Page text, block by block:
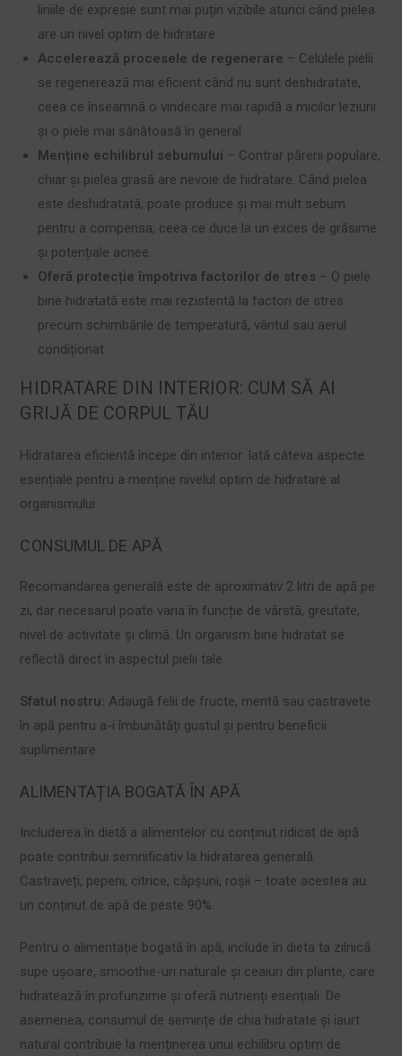
liniile de expresie sunt mai puțin vizibile atunci când pielea
are un nivel optim de hidratare.
Accelerează procesele de regenerare – Celulele pielii
se regenerează mai eficient când nu sunt deshidratate,
ceea ce înseamnă o vindecare mai rapidă a micilor leziuni
și o piele mai sănătoasă în general.
Menține echilibrul sebumului – Contrar părerii populare,
chiar și pielea grasă are nevoie de hidratare. Când pielea
este deshidratată, poate produce și mai mult sebum
pentru a compensa, ceea ce duce la un exces de grăsime
și potențiale acnee.
Oferă protecție împotriva factorilor de stres – O piele
bine hidratată este mai rezistentă la factori de stres
precum schimbările de temperatură, vântul sau aerul
condiționat.
HIDRATARE DIN INTERIOR: CUM SĂ AI
GRIJĂ DE CORPUL TĂU
Hidratarea eficientă începe din interior. Iată câteva aspecte
esențiale pentru a menține nivelul optim de hidratare al
organismului:
CONSUMUL DE APĂ
Recomandarea generală este de aproximativ 2 litri de apă pe
zi, dar necesarul poate varia în funcție de vârstă, greutate,
nivel de activitate și climă. Un organism bine hidratat se
reflectă direct în aspectul pielii tale.
Sfatul nostru: Adaugă felii de fructe, mentă sau castravete
în apă pentru a-i îmbunătăți gustul și pentru beneficii
suplimentare.
ALIMENTAȚIA BOGATĂ ÎN APĂ
Includerea în dietă a alimentelor cu conținut ridicat de apă
poate contribui semnificativ la hidratarea generală.
Castraveți, pepeni, citrice, căpșuni, roșii – toate acestea au
un conținut de apă de peste 90%.
Pentru o alimentație bogată în apă, include în dieta ta zilnică
supe ușoare, smoothie-uri naturale și ceaiuri din plante, care
hidratează în profunzime și oferă nutrienți esențiali. De
asemenea, consumul de semințe de chia hidratate și iaurt
natural contribuie la menținerea unui echilibru optim de